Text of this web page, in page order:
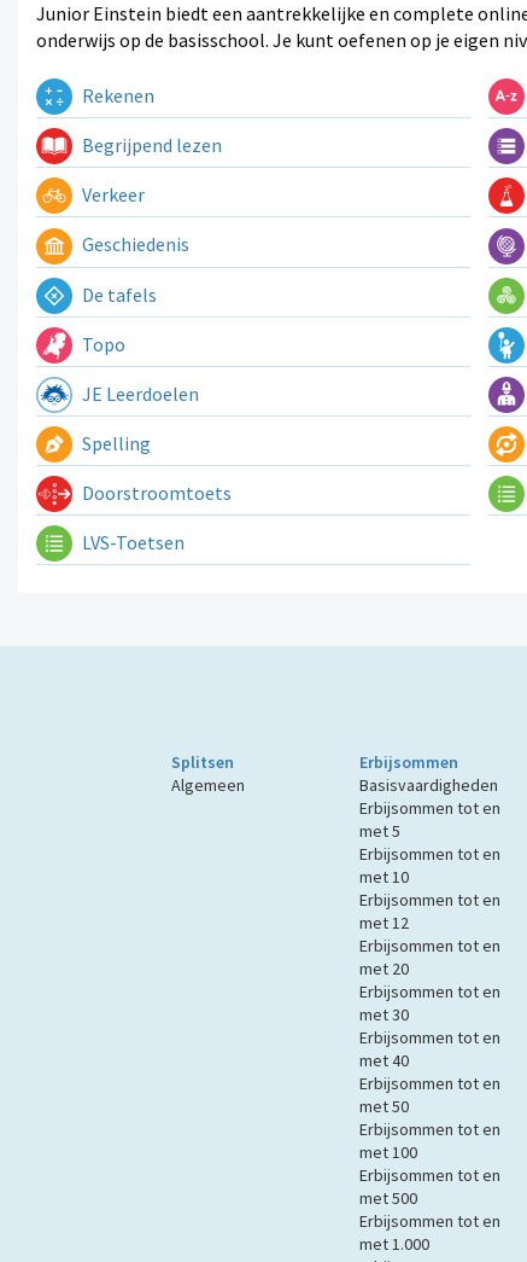
Junior Einstein biedt een aantrekkelijke en complete
onderwijs op de basisschool. Je kunt oefenen op je eigen
Rekenen
Begrijpend lezen
Verkeer
Geschiedenis
De tafels
Topo
JE Leerdoelen
Spelling
Doorstroomtoets
LVS-Toetsen
Splitsen
Algemeen
Erbijsommen
Basisvaardigheden
Erbijsommen tot en
met 5
Erbijsommen tot en
met 10
Erbijsommen tot en
met 12
Erbijsommen tot en
met 20
Erbijsommen tot en
met 30
Erbijsommen tot en
met 40
Erbijsommen tot en
met 50
Erbijsommen tot en
met 100
Erbijsommen tot en
met 500
Erbijsommen tot en
met 1.000